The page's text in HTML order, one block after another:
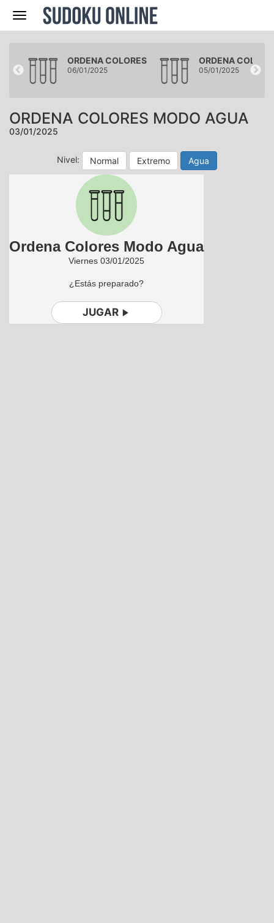
Navegación
ORDENA COLORES
06/01/2025
ORDENA
05/01/2025
ORDENA COLORES MODO AGUA
03/01/2025
Nivel: Normal Extremo Agua
Ordena Colores Modo Agua
Viernes 03/01/2025
¿Estás preparado?
JUGAR